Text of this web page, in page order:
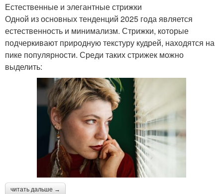
Естественные и элегантные стрижки
Одной из основных тенденций 2025 года является
естественность и минимализм. Стрижки, которые
подчеркивают природную текстуру кудрей, находятся на
пике популярности. Среди таких стрижек можно
выделить:
читать дальше →